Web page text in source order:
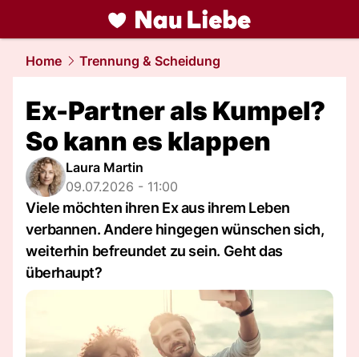
liebe.NAU.ch
Home Trennung & Scheidung
Ex-Partner als Kumpel?
So kann es klappen
Laura Martin
09.07.2026 - 11:00
Viele möchten ihren Ex aus ihrem Leben
verbannen. Andere hingegen wünschen sich,
weiterhin befreundet zu sein. Geht das
überhaupt?